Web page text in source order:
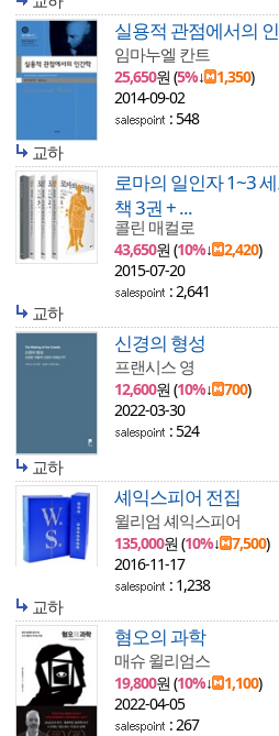
실용적 관점에서의
임마누엘 칸트
25,650원 (5%↓ 1,350)
2014-09-02
: 548
교하
로마의 일인자 1~3
책 3권 + ...
콜린 매컬로
43,650원 (10%↓ 2,420)
2015-07-20
: 2,641
교하
신경의 형성
프랜시스 영
12,600원 (10%↓ 700)
2022-03-30
: 524
교하
셰익스피어 전집
윌리엄 셰익스피어
135,000원 (10%↓ 7,500)
2016-11-17
: 1,238
교하
혐오의 과학
매슈 윌리엄스
19,800원 (10%↓ 1,100)
2022-04-05
: 267